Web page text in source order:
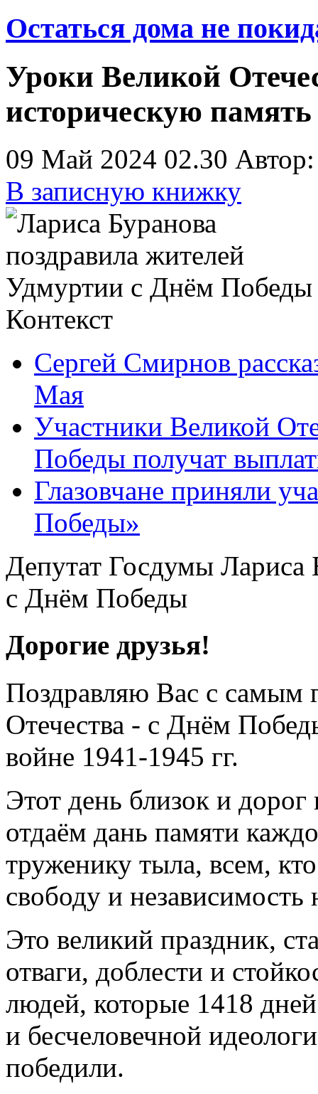
Остаться дома не
Уроки Великой
историческую память
09 Май 2024 02.30
В записную книжку
Контекст
Сергей Смирнов
Мая
Участники Великой
Победы получат
Глазовчане приняли
Победы»
Депутат Госдумы Лариса
с Днём Победы
Дорогие друзья!
Поздравляю Вас с самым
Отечества - с Днём
войне 1941-1945 гг.
Этот день близок и
отдаём дань памяти
труженику тыла, всем,
свободу и
Это великий праздник,
отваги, доблести и
людей, которые 1418
и бесчеловечной
победили.